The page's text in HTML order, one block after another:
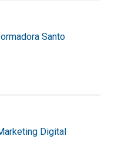
Santo
Digital